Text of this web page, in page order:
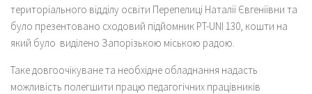
територіального відділу освіти Перепелиці Наталії Євгеніївни та
було презентовано сходовий підйомник PT-UNI 130, кошти на
який було виділено Запорізькою міською радою.
Таке довгоочікуване та необхідне обладнання надасть
можливість полегшити працю педагогічних працівників